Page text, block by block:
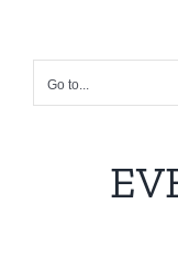
Go to...